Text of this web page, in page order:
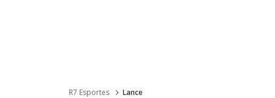
R7 Esportes Lance